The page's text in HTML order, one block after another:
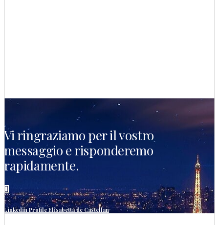
Vi ringraziamo per il vostro
messaggio e risponderemo
rapidamente.

Linkedin Profile Elisabetta de Castellan